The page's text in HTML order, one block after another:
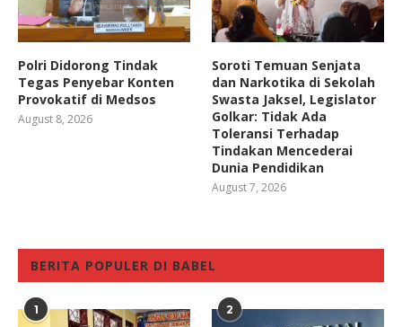
Polri Didorong Tindak
Tegas Penyebar Konten
Provokatif di Medsos
August 8, 2026
Soroti Temuan Senjata
dan Narkotika di Sekolah
Swasta Jaksel, Legislator
Golkar: Tidak Ada
Toleransi Terhadap
Tindakan Mencederai
Dunia Pendidikan
August 7, 2026
BERITA POPULER DI BABEL
1 2